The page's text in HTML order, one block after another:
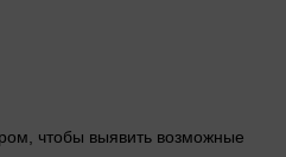
чтобы выявить возможные